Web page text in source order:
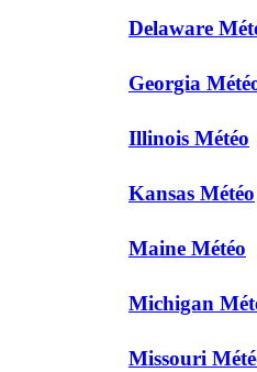
Delaware
Georgia
Illinois Météo
Kansas Météo
Maine Météo
Michigan
Missouri